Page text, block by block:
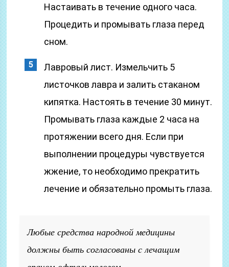
Настаивать в течение одного часа.
Процедить и промывать глаза перед
сном.
Лавровый лист. Измельчить 5
листочков лавра и залить стаканом
кипятка. Настоять в течение 30 минут.
Промывать глаза каждые 2 часа на
протяжении всего дня. Если при
выполнении процедуры чувствуется
жжение, то необходимо прекратить
лечение и обязательно промыть глаза.
Любые средства народной медицины
должны быть согласованы с лечащим